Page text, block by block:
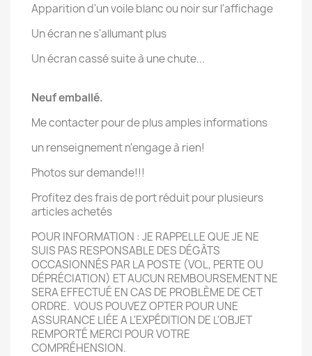
Apparition d'un voile blanc ou noir sur l'affichage
Un écran ne s'allumant plus
Un écran cassé suite à une chute...
Neuf emballé.
Me contacter pour de plus amples informations
un renseignement n'engage à rien!
Photos sur demande!!!
Profitez des frais de port réduit pour plusieurs
articles achetés
POUR INFORMATION : JE RAPPELLE QUE JE NE
SUIS PAS RESPONSABLE DES DÉGÂTS
OCCASIONNÉS PAR LA POSTE (VOL, PERTE OU
DÉPRÉCIATION) ET AUCUN REMBOURSEMENT NE
SERA EFFECTUÉ EN CAS DE PROBLÈME DE CET
ORDRE. VOUS POUVEZ OPTER POUR UNE
ASSURANCE LIÉE A L'EXPÉDITION DE L'OBJET
REMPORTÉ MERCI POUR VOTRE
COMPRÉHENSION.